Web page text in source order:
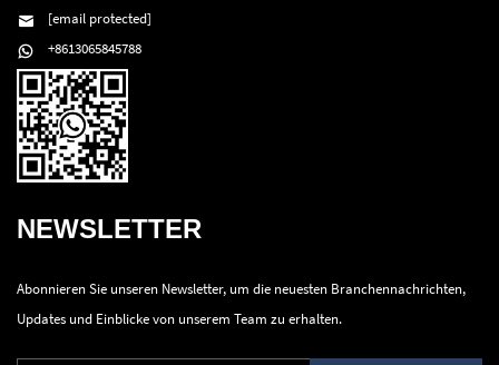
[email protected]
+8613065845788
NEWSLETTER
Abonnieren Sie unseren Newsletter, um die neuesten Branchennachrichten,
Updates und Einblicke von unserem Team zu erhalten.